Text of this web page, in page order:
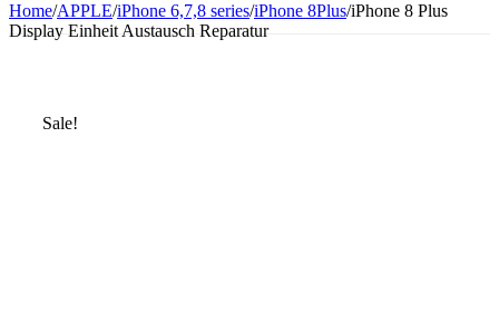
Home/APPLE/iPhone 6,7,8 series/iPhone 8Plus/iPhone 8 Plus
Display Einheit Austausch Reparatur
Sale!